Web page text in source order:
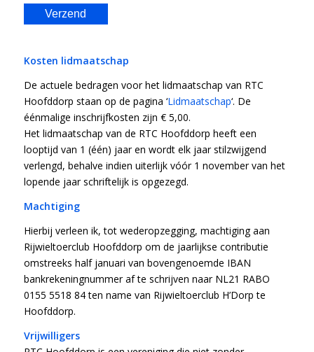
Kosten lidmaatschap
De actuele bedragen voor het lidmaatschap van RTC
Hoofddorp staan op de pagina ‘Lidmaatschap‘. De
éénmalige inschrijfkosten zijn € 5,00.
Het lidmaatschap van de RTC Hoofddorp heeft een
looptijd van 1 (één) jaar en wordt elk jaar stilzwijgend
verlengd, behalve indien uiterlijk vóór 1 november van het
lopende jaar schriftelijk is opgezegd.
Machtiging
Hierbij verleen ik, tot wederopzegging, machtiging aan
Rijwieltoerclub Hoofddorp om de jaarlijkse contributie
omstreeks half januari van bovengenoemde IBAN
bankrekeningnummer af te schrijven naar NL21 RABO
0155 5518 84 ten name van Rijwieltoerclub H’Dorp te
Hoofddorp.
Vrijwilligers